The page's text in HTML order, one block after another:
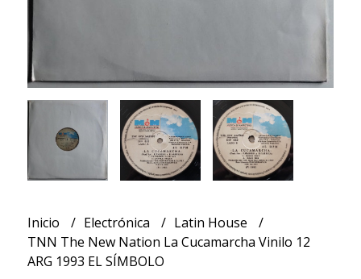
Inicio Electrónica
Latin House
TNN The New Nation La Cucamarcha Vinilo 12
ARG 1993 EL SÍMBOLO